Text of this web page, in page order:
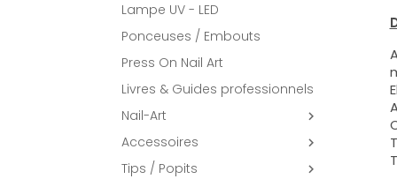
Lampe UV - LED
Ponceuses / Embouts
Press On Nail Art
Livres & Guides professionnels
Nail-Art

Accessoires 
Tips / Popits 